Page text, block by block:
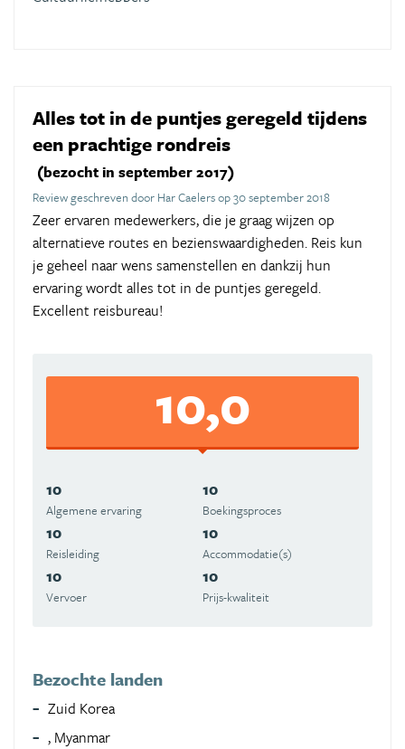
Alles tot in de puntjes geregeld tijdens
een prachtige rondreis
(bezocht in september 2017)
Review geschreven door Har Caelers op 30 september 2018
Zeer ervaren medewerkers, die je graag wijzen op
alternatieve routes en bezienswaardigheden. Reis kun
je geheel naar wens samenstellen en dankzij hun
ervaring wordt alles tot in de puntjes geregeld.
Excellent reisbureau!
10,0
10
Algemene ervaring
10
Boekingsproces
10
Reisleiding
10
Accommodatie(s)
10
Vervoer
10
Prijs-kwaliteit
Bezochte landen
Zuid Korea
, Myanmar